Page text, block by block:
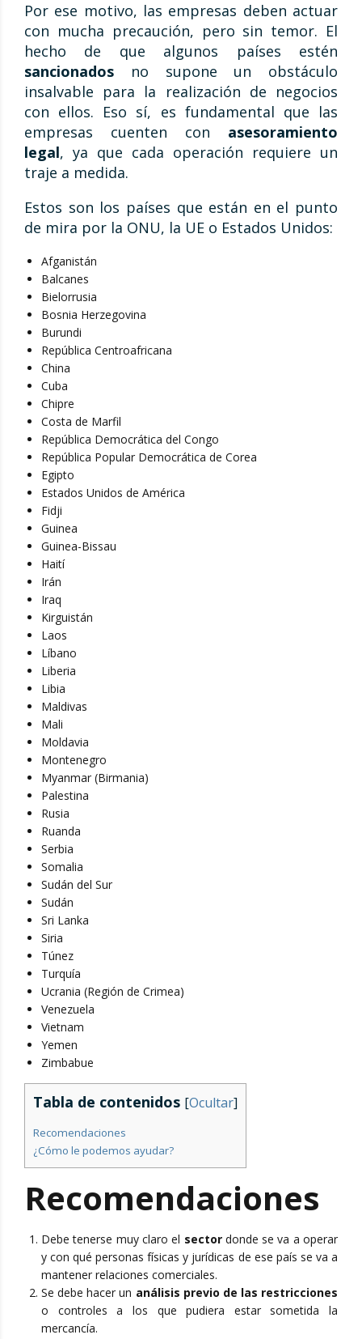
Por ese motivo, las empresas deben actuar
con mucha precaución, pero sin temor. El
hecho de que algunos países estén
sancionados no supone un obstáculo
insalvable para la realización de negocios
con ellos. Eso sí, es fundamental que las
empresas cuenten con asesoramiento
legal, ya que cada operación requiere un
traje a medida.
Estos son los países que están en el punto
de mira por la ONU, la UE o Estados Unidos:
Afganistán
Balcanes
Bielorrusia
Bosnia Herzegovina
Burundi
República Centroafricana
China
Cuba
Chipre
Costa de Marfil
República Democrática del Congo
República Popular Democrática de Corea
Egipto
Estados Unidos de América
Fidji
Guinea
Guinea-Bissau
Haití
Irán
Iraq
Kirguistán
Laos
Líbano
Liberia
Libia
Maldivas
Mali
Moldavia
Montenegro
Myanmar (Birmania)
Palestina
Rusia
Ruanda
Serbia
Somalia
Sudán del Sur
Sudán
Sri Lanka
Siria
Túnez
Turquía
Ucrania (Región de Crimea)
Venezuela
Vietnam
Yemen
Zimbabue
Tabla de contenidos [Ocultar]
Recomendaciones
¿Cómo le podemos ayudar?
Recomendaciones
Debe tenerse muy claro el sector donde se va a operar
y con qué personas físicas y jurídicas de ese país se va a
mantener relaciones comerciales.
Se debe hacer un análisis previo de las restricciones
o controles a los que pudiera estar sometida la
mercancía.